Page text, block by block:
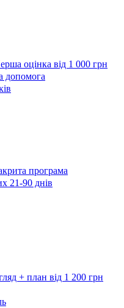
оцінка від 1 000 грн
допомога
програма
21-90 днів
+ план від 1 200 грн